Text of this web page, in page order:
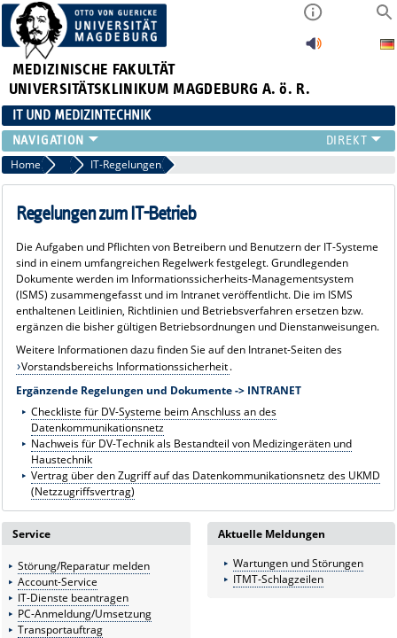
MEDIZINISCHE FAKULTÄT
UNIVERSITÄTSKLINIKUM MAGDEBURG A. ö. R.
IT UND MEDIZINTECHNIK
LEISTUNGSANGEBOT
SERVICE
STRUKTUR
Home ServiceIT-Regelungen
Regelungen zum IT-Betrieb
Die Aufgaben und Pflichten von Betreibern und Benutzern der IT-Systeme
sind in einem umfangreichen Regelwerk festgelegt. Grundlegenden
Dokumente werden im Informationssicherheits-Managementsystem
(ISMS) zusammengefasst und im Intranet veröffentlicht. Die im ISMS
enthaltenen Leitlinien, Richtlinien und Betriebsverfahren ersetzen bzw.
ergänzen die bisher gültigen Betriebsordnungen und Dienstanweisungen.
Weitere Informationen dazu finden Sie auf den Intranet-Seiten des
Vorstandsbereichs Informationssicherheit.
Ergänzende Regelungen und Dokumente -> INTRANET
Checkliste für DV-Systeme beim Anschluss an des
Datenkommunikationsnetz
Nachweis für DV-Technik als Bestandteil von Medizingeräten und
Haustechnik
Vertrag über den Zugriff auf das Datenkommunikationsnetz des UKMD
(Netzzugriffsvertrag)
Aktuelle Meldungen
Wartungen und Störungen
ITMT-Schlagzeilen
Service
Störung/Reparatur melden
Account-Service
IT-Dienste beantragen
PC-Anmeldung/Umsetzung
Transportauftrag